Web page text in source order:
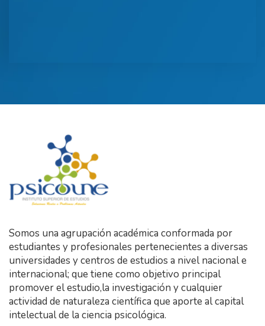
Somos una agrupación académica conformada por
estudiantes y profesionales pertenecientes a diversas
universidades y centros de estudios a nivel nacional e
internacional; que tiene como objetivo principal
promover el estudio,la investigación y cualquier
actividad de naturaleza científica que aporte al capital
intelectual de la ciencia psicológica.